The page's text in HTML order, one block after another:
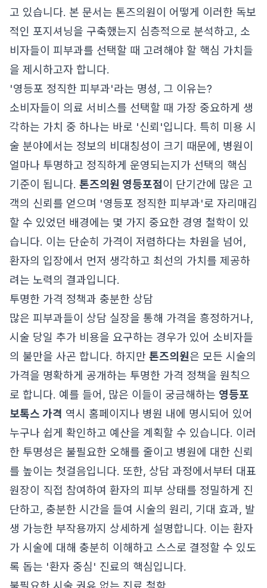
고 있습니다. 본 문서는 톤즈의원이 어떻게 이러한 독보
적인 포지셔닝을 구축했는지 심층적으로 분석하고, 소
비자들이 피부과를 선택할 때 고려해야 할 핵심 가치들
을 제시하고자 합니다.
'영등포 정직한 피부과'라는 명성, 그 이유는?
소비자들이 의료 서비스를 선택할 때 가장 중요하게 생
각하는 가치 중 하나는 바로 '신뢰'입니다. 특히 미용 시
술 분야에서는 정보의 비대칭성이 크기 때문에, 병원이
얼마나 투명하고 정직하게 운영되는지가 선택의 핵심
기준이 됩니다. 톤즈의원 영등포점이 단기간에 많은 고
객의 신뢰를 얻으며 '영등포 정직한 피부과'로 자리매김
할 수 있었던 배경에는 몇 가지 중요한 경영 철학이 있
습니다. 이는 단순히 가격이 저렴하다는 차원을 넘어,
환자의 입장에서 먼저 생각하고 최선의 가치를 제공하
려는 노력의 결과입니다.
투명한 가격 정책과 충분한 상담
많은 피부과들이 상담 실장을 통해 가격을 흥정하거나,
시술 당일 추가 비용을 요구하는 경우가 있어 소비자들
의 불만을 사곤 합니다. 하지만 톤즈의원은 모든 시술의
가격을 명확하게 공개하는 투명한 가격 정책을 원칙으
로 합니다. 예를 들어, 많은 이들이 궁금해하는 영등포
보톡스 가격 역시 홈페이지나 병원 내에 명시되어 있어
누구나 쉽게 확인하고 예산을 계획할 수 있습니다. 이러
한 투명성은 불필요한 오해를 줄이고 병원에 대한 신뢰
를 높이는 첫걸음입니다. 또한, 상담 과정에서부터 대표
원장이 직접 참여하여 환자의 피부 상태를 정밀하게 진
단하고, 충분한 시간을 들여 시술의 원리, 기대 효과, 발
생 가능한 부작용까지 상세하게 설명합니다. 이는 환자
가 시술에 대해 충분히 이해하고 스스로 결정할 수 있도
록 돕는 '환자 중심' 진료의 핵심입니다.